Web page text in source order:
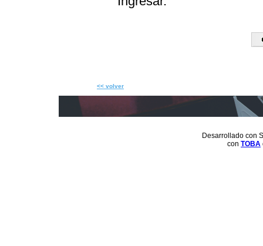
<< volver
Desarrollado con
con TOBA